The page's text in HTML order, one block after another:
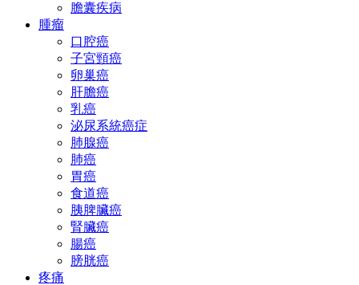
膽囊疾病
腫瘤
口腔癌
子宮頸癌
卵巢癌
肝膽癌
乳癌
泌尿系統癌症
肺腺癌
肺癌
胃癌
食道癌
胰脾臟癌
腎臟癌
腸癌
膀胱癌
疼痛